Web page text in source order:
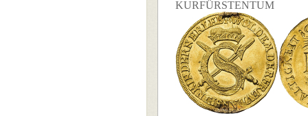
KURFÜRSTENTUM